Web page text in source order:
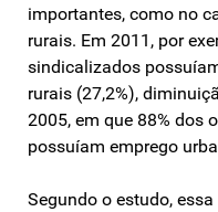
importantes, como no
rurais. Em 2011, por
sindicalizados
rurais (27,2%),
2005, em que 88% dos
possuíam emprego
Segundo o estudo,